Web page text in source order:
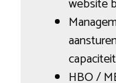
website
HBO /